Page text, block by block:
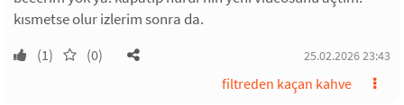
kısmetse olur izlerim sonra da.
(1) (0) 25.02.2026 23:43
filtreden kaçan kahve